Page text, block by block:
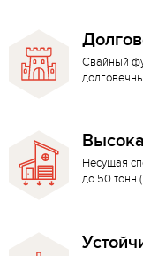
Свайный
Несущая
до 50 тонн